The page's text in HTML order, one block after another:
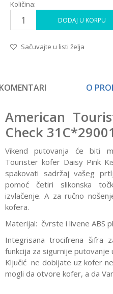
Količina:
DODAJ U KORPU
Sačuvajte u listi želja
O
American
Check 31C*29001
Vikend putovanja će biti
Tourister kofer Daisy Pink
spakovati sadržaj vašeg
pomoć četiri slikonska
izvlačenje. A za ručno
kofera.
Materijal: čvrste i livene ABS
Integrisana trocifrena šifra
funkcija za sigurnije putovanje
Ključić ne dobijate uz kofer
mogli da otvore kofer, a da